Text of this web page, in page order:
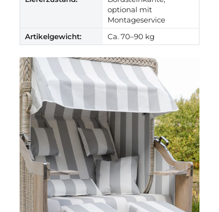
optional mit
Montageservice
Artikelgewicht:
Ca. 70–90 kg